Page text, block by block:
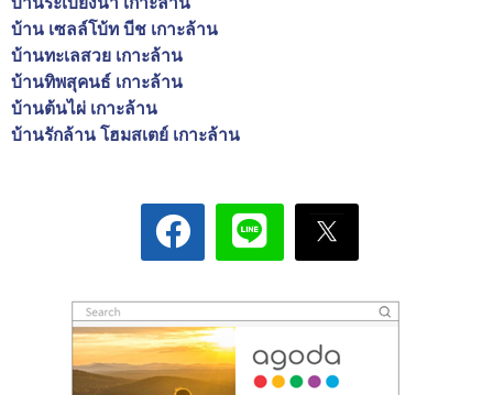
บ้าน เซลล์โบ้ท บีช เกาะล้าน
บ้านทะเลสวย เกาะล้าน
บ้านทิพสุคนธ์ เกาะล้าน
บ้านต้นไผ่ เกาะล้าน
บ้านรักล้าน โฮมสเตย์ เกาะล้าน